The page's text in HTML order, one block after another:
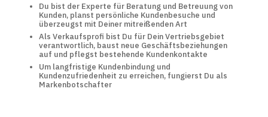
Du bist der Experte für Beratung und Betreuung von
Kunden, planst persönliche Kundenbesuche und
überzeugst mit Deiner mitreißenden Art
Als Verkaufsprofi bist Du für Dein Vertriebsgebiet
verantwortlich, baust neue Geschäftsbeziehungen
auf und pflegst bestehende Kundenkontakte
Um langfristige Kundenbindung und
Kundenzufriedenheit zu erreichen, fungierst Du als
Markenbotschafter